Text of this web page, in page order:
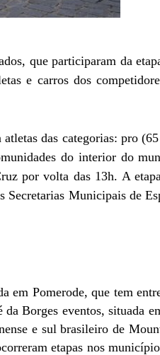
que participaram da
e carros dos
das categorias: pro
do interior do
por volta das 13h. A
Municipais de
em Pomerode, que tem
Borges eventos, situada
e sul brasileiro de
etapas nos